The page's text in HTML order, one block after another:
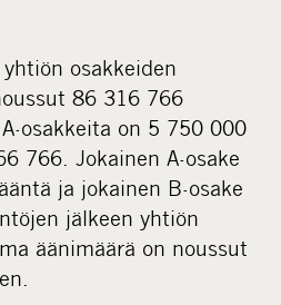
osakkeiden
86 316 766
osakkeita on 5 750 000
766. Jokainen A-osake
ja jokainen B-osake
jälkeen yhtiön
äänimäärä on noussut